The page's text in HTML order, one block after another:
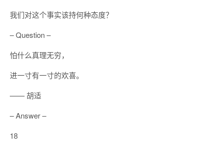
我们对这个事实该持何种态度？
– Question –
怕什么真理无穷，
进一寸有一寸的欢喜。
—— 胡适
– Answer –
18